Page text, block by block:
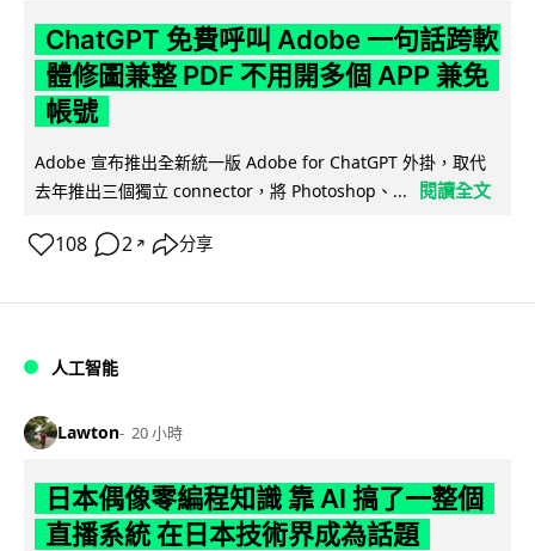
ChatGPT 免費呼叫 Adobe 一句話跨軟
體修圖兼整 PDF 不用開多個 APP 兼免
帳號
Adobe 宣布推出全新統一版 Adobe for ChatGPT 外掛，取代
去年推出三個獨立 connector，將 Photoshop、...
閱讀全文
108 2 ↗ 分享
人工智能
Lawton 20 小時
日本偶像零編程知識 靠 AI 搞了一整個
直播系統 在日本技術界成為話題